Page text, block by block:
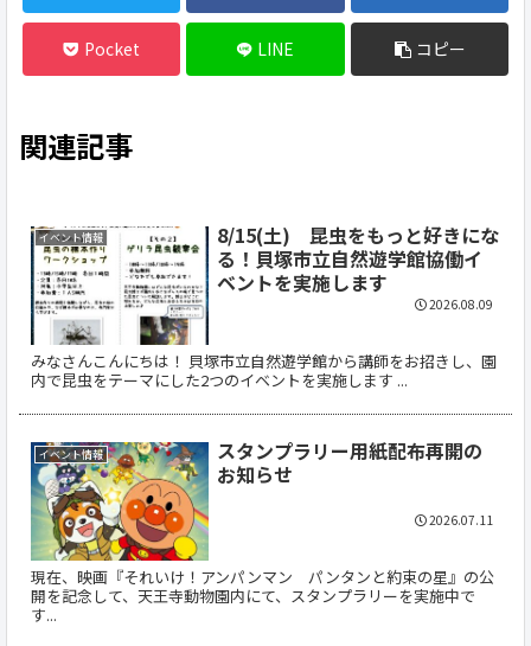
Pocket LINE コピー
関連記事
イベント情報
8/15(土) 昆虫をもっと好きにな
る！貝塚市立自然遊学館協働イ
ベントを実施します
みなさんこんにちは！ 貝塚市立自然遊学館から講師をお招きし、園
内で昆虫をテーマにした2つのイベントを実施します ...
2026.08.09
イベント情報
スタンプラリー用紙配布再開の
お知らせ
現在、映画『それいけ！アンパンマン パンタンと約束の星』の公
開を記念して、天王寺動物園内にて、スタンプラリーを実施中で
す...
2026.07.11